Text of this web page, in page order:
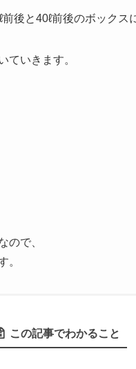
後と40ℓ前後のボックス
ていきます。
ので、
。
この記事でわかること